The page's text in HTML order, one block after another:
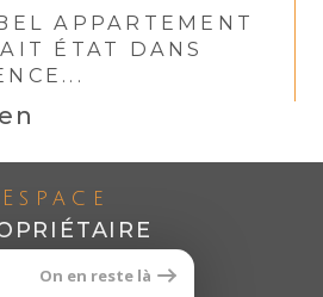
APPARTEMENT
ÉTAT DANS
Espace
connecter
On en reste là